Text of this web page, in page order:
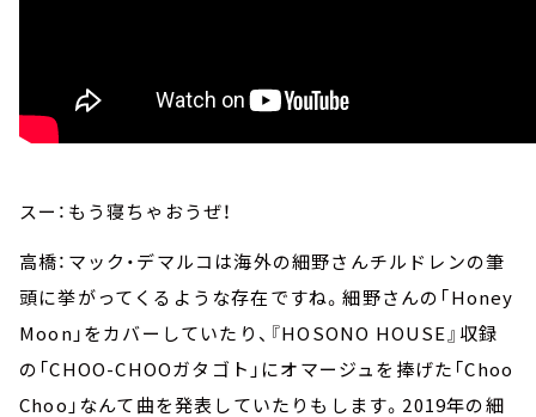
スー：もう寝ちゃおうぜ！
高橋：マック・デマルコは海外の細野さんチルドレンの筆
頭に挙がってくるような存在ですね。細野さんの「Honey
Moon」をカバーしていたり、『HOSONO HOUSE』収録
の「CHOO-CHOOガタゴト」にオマージュを捧げた「Choo
Choo」なんて曲を発表していたりもします。2019年の細